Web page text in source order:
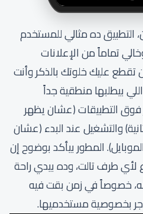
التطبيق ده مثالي للمستخدم
تماماً من الإعلانات
تقطع عليك خلوتك بالذكر وأنت
بيطلبها منطقية جداً
التطبيقات (عشان يظهر
والتشغيل عند البدء (عشان
المطور بيأكد بوضوح إن
لأي طرف تالت، وده بيدي راحة
خصوصاً في زمن بقت فيه
بخصوصية مستخدميها.